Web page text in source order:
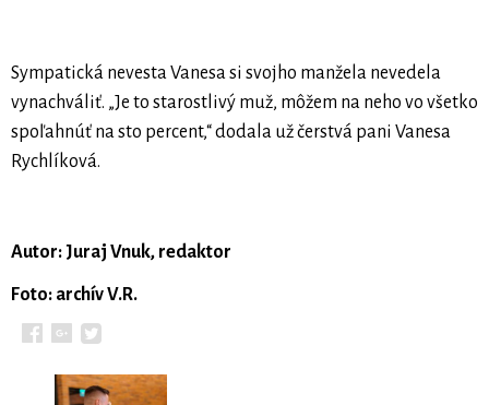
Sympatická nevesta Vanesa si svojho manžela nevedela
vynachváliť. „Je to starostlivý muž, môžem na neho vo všetko
spoľahnúť na sto percent,“ dodala už čerstvá pani Vanesa
Rychlíková.
Autor: Juraj Vnuk, redaktor
Foto: archív V.R.